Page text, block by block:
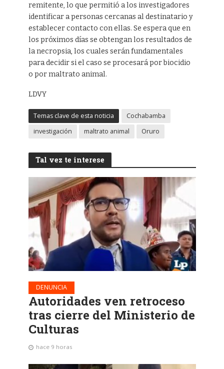
remitente, lo que permitió a los investigadores
identificar a personas cercanas al destinatario y
establecer contacto con ellas. Se espera que en
los próximos días se obtengan los resultados de
la necropsia, los cuales serán fundamentales
para decidir si el caso se procesará por biocidio
o por maltrato animal.
LDVY
Temas clave de esta noticia
Cochabamba
investigación
maltrato animal Oruro
Tal vez te interese
DENUNCIA
Autoridades ven retroceso
tras cierre del Ministerio de
Culturas
hace 9 horas